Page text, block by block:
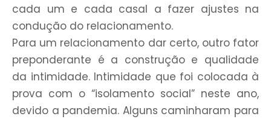
cada um e cada casal a fazer ajustes na
condução do relacionamento.
Para um relacionamento dar certo, outro fator
preponderante é a construção e qualidade
da intimidade. Intimidade que foi colocada à
prova com o “isolamento social” neste ano,
devido a pandemia. Alguns caminharam para